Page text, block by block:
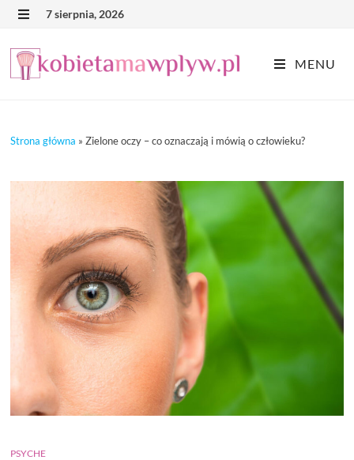
Skip
content
7 sierpnia, 2026
MENU
Strona główna »Zielone oczy – co oznaczają i mówią o człowieku?
PSYCHE